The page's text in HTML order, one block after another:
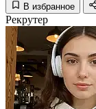
В избранное
Рекрутер